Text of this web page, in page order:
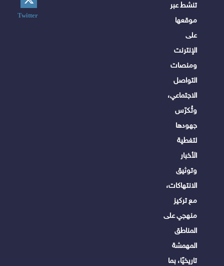
تنشط عبر
موقعها
على
الإنترنت
ومنصات
التواصل
الاجتماعي،
وتُكرّس
جهودها
لتغطية
الأخبار
وتوثيق
الانتهاكات،
مع تركيز
منهجي على
المناطق
المهمشة
تاريخيًا، بما
Twitter